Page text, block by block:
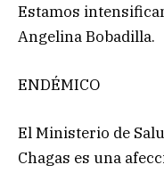
Estamos
Angelina Bobadilla.
ENDÉMICO
El Ministerio de
Chagas es una